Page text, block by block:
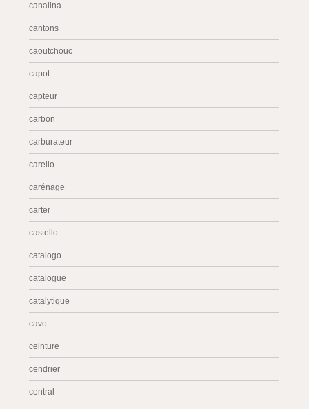
canalina
cantons
caoutchouc
capot
capteur
carbon
carburateur
carello
carénage
carter
castello
catalogo
catalogue
catalytique
cavo
ceinture
cendrier
central